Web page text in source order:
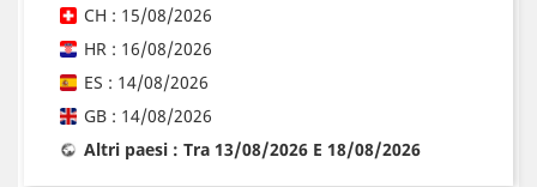
CH : 15/08/2026
HR : 16/08/2026
ES : 14/08/2026
GB : 14/08/2026
Altri paesi : Tra 13/08/2026 E 18/08/2026